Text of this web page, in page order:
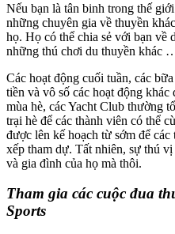
Nếu bạn là tân binh trong thế
những chuyên gia về thuyền
họ. Họ có thể chia sẻ với bạn về
những thú chơi du thuyền khác
Các hoạt động cuối tuần, các
tiền và vô số các hoạt động
mùa hè, các Yacht Club thường
trại hè để các thành viên có thể
được lên kế hoạch từ sớm để
xếp tham dự. Tất nhiên, sự thú
và gia đình của họ mà thôi.
Tham gia các cuộc đua
Sports